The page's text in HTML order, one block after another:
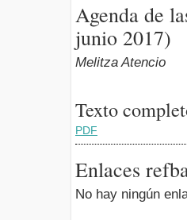
Agenda de
junio 2017)
Melitza Atencio
Texto
PDF
Enlaces
No hay ningún